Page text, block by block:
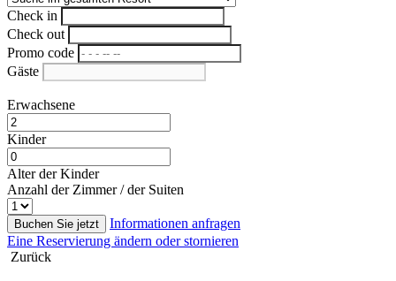
Check in
Check out
Promo code
Gäste
Erwachsene
Kinder
Alter der Kinder
Anzahl der Zimmer / der Suiten
Buchen Sie jetzt
Informationen anfragen
Eine Reservierung ändern oder stornieren
Zurück